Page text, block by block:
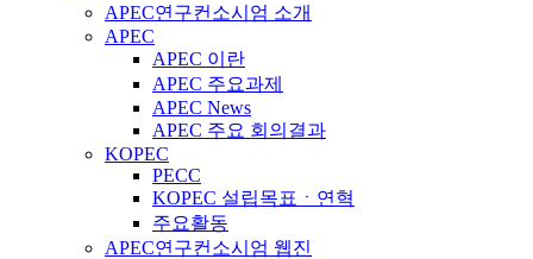
APEC연구컨소시엄 소개
APEC
APEC 이란
APEC 주요과제
APEC News
APEC 주요 회의결과
KOPEC
PECC
KOPEC 설립목표ㆍ연혁
주요활동
APEC연구컨소시엄 웹진